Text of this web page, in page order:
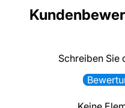
Schreiben Sie